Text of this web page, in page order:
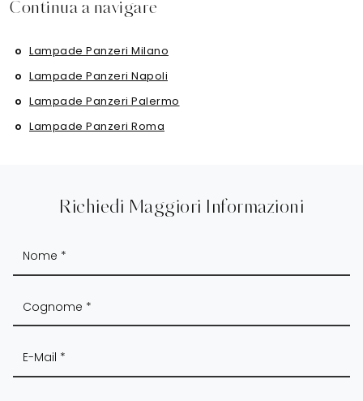
Continua a navigare
Lampade Panzeri Milano
Lampade Panzeri Napoli
Lampade Panzeri Palermo
Lampade Panzeri Roma
Richiedi Maggiori Informazioni